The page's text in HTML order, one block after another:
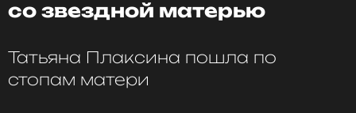
3 года назад
со звездной матерью
Татьяна Плаксина пошла по
стопам матери